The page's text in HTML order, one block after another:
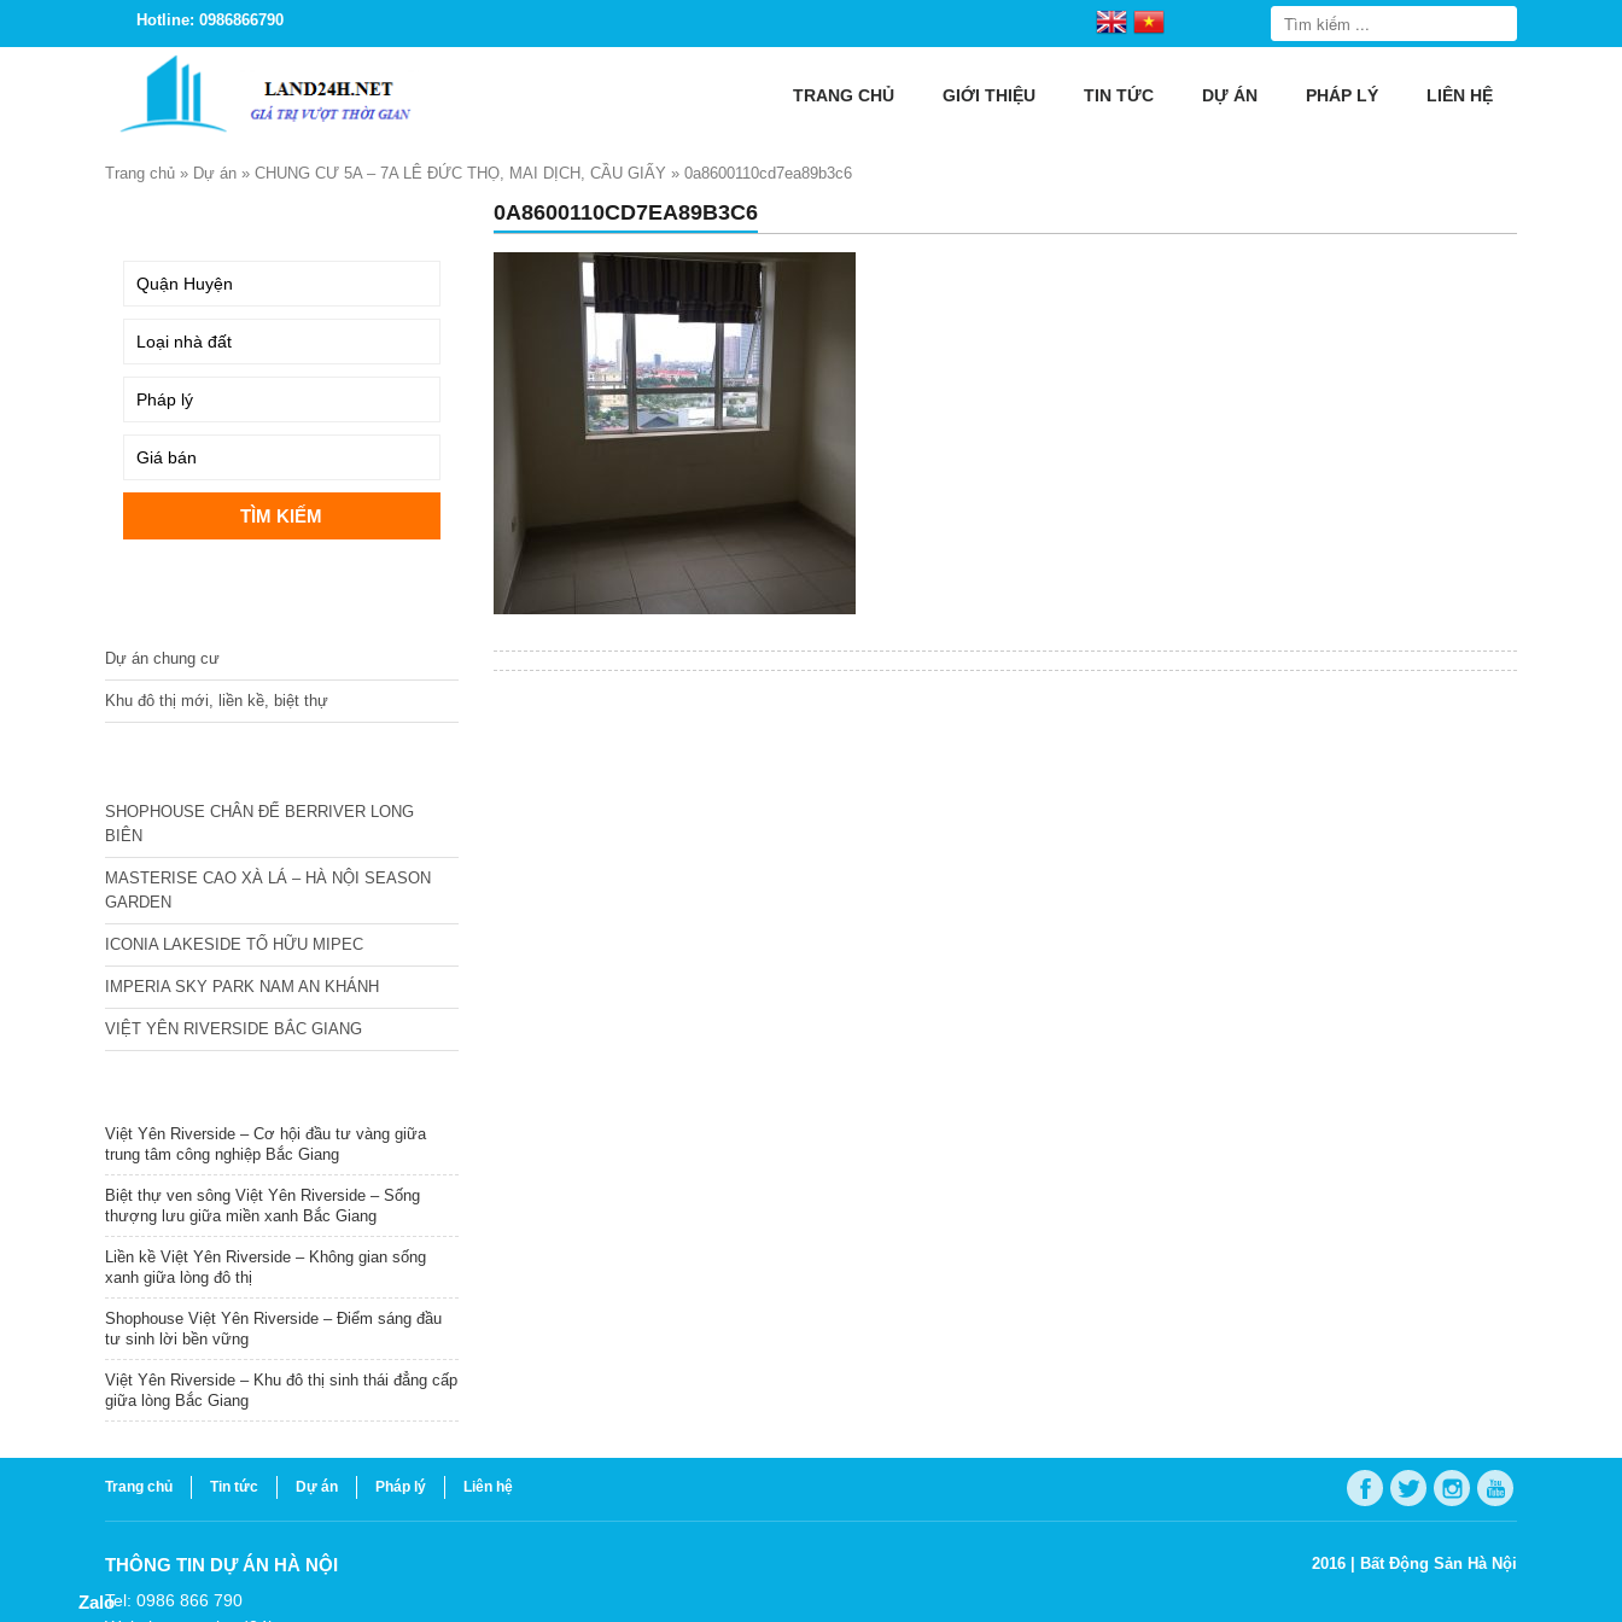
Hotline: 0986866790
TRANG CHỦ GIỚI THIỆU TIN TỨC DỰ ÁN PHÁP LÝ LIÊN HỆ
Trang chủ » Dự án » CHUNG CƯ 5A – 7A LÊ ĐỨC THỌ, MAI DỊCH, CẦU GIẤY » 0a8600110cd7ea89b3c6
0A8600110CD7EA89B3C6
Dự án chung cư
Khu đô thị mới, liền kề, biệt thự
SHOPHOUSE CHÂN ĐẾ BERRIVER LONG
BIÊN
MASTERISE CAO XÀ LÁ – HÀ NỘI SEASON
GARDEN
ICONIA LAKESIDE TỐ HỮU MIPEC
IMPERIA SKY PARK NAM AN KHÁNH
VIỆT YÊN RIVERSIDE BẮC GIANG
Việt Yên Riverside – Cơ hội đầu tư vàng giữa
trung tâm công nghiệp Bắc Giang
Biệt thự ven sông Việt Yên Riverside – Sống
thượng lưu giữa miền xanh Bắc Giang
Liền kề Việt Yên Riverside – Không gian sống
xanh giữa lòng đô thị
Shophouse Việt Yên Riverside – Điểm sáng đầu
tư sinh lời bền vững
Việt Yên Riverside – Khu đô thị sinh thái đẳng cấp
giữa lòng Bắc Giang
Trang chủ Tin tức Dự án Pháp lý Liên hệ
THÔNG TIN DỰ ÁN HÀ NỘI
Tel: 0986 866 790
2016 | Bất Động Sản Hà Nội
Zalo